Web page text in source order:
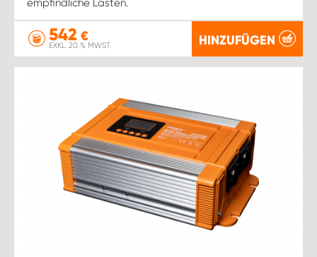
empfindliche Lasten.
542 €
EXKL. 20 % MWST. HINZUFÜGEN